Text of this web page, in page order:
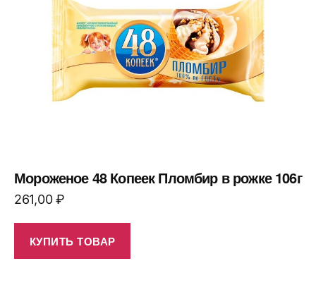
Мороженое 48 Копеек Пломбир в рожке 106г
261,00₽
КУПИТЬ ТОВАР